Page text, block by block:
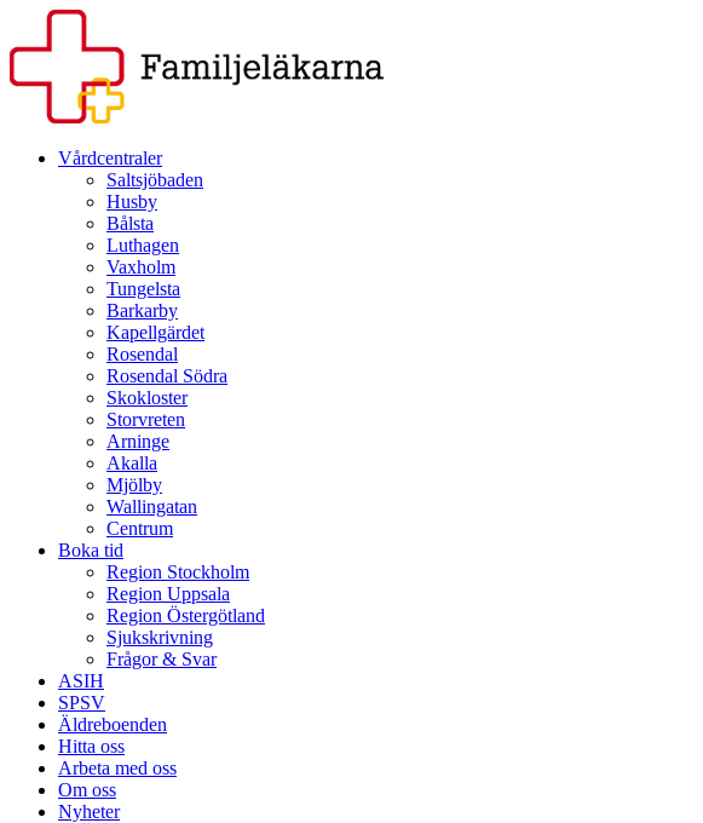
Vårdcentraler
Saltsjöbaden
Husby
Bålsta
Luthagen
Vaxholm
Tungelsta
Barkarby
Kapellgärdet
Rosendal
Rosendal Södra
Skokloster
Storvreten
Arninge
Akalla
Mjölby
Wallingatan
Centrum
Boka tid
Region Stockholm
Region Uppsala
Region Östergötland
Sjukskrivning
Frågor & Svar
ASIH
SPSV
Äldreboenden
Hitta oss
Arbeta med oss
Om oss
Nyheter